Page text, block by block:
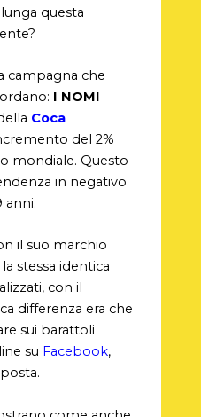
questa
campagna che
I NOMI
Coca
del 2%
mondiale. Questo
in negativo
anni.
il suo marchio
stessa identica
con il
differenza era che
sui barattoli
su Facebook,